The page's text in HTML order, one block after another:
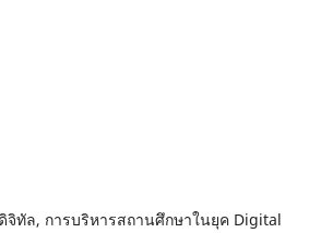
จิทัล, การบริหารสถานศึกษาในยุค Digital